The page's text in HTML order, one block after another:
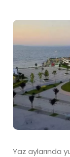
Yaz aylarında